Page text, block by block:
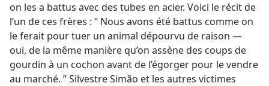
on les a battus avec des tubes en acier. Voici le récit de
l’un de ces frères : “ Nous avons été battus comme on
le ferait pour tuer un animal dépourvu de raison —
oui, de la même manière qu’on assène des coups de
gourdin à un cochon avant de l’égorger pour le vendre
au marché. ” Silvestre Simão et les autres victimes